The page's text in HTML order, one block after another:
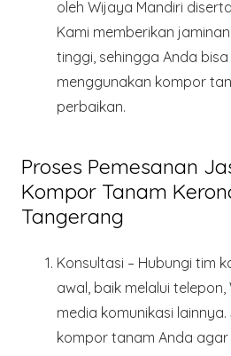
oleh Wijaya Mandiri
Kami memberikan
tinggi, sehingga Anda
menggunakan kompor
perbaikan.
Proses Pemesanan
Kompor Tanam
Tangerang
Konsultasi – Hubungi tim
awal, baik melalui
media komunikasi
kompor tanam Anda agar